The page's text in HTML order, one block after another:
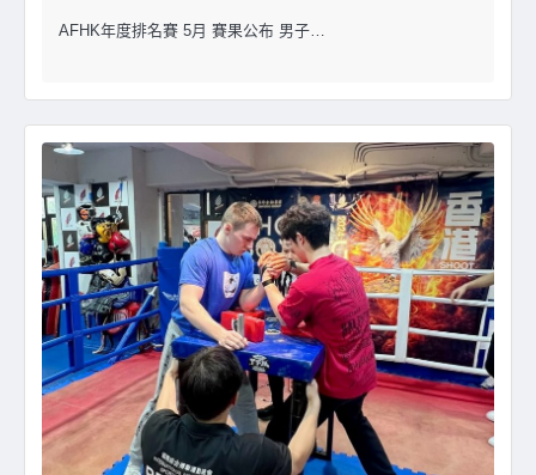
AFHK年度排名賽 5月 賽果公布 男子…